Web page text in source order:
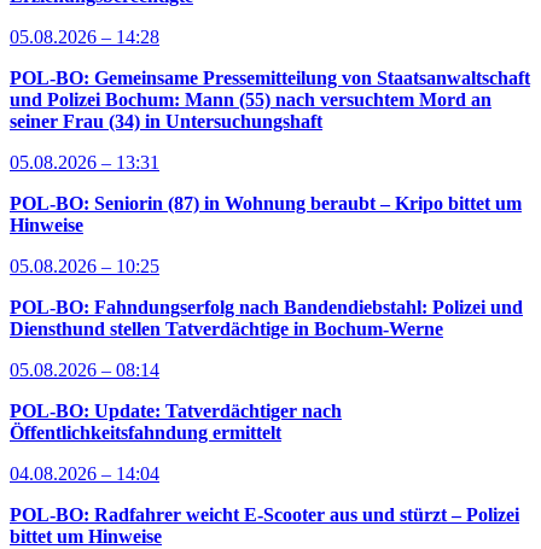
05.08.2026 – 14:28
POL-BO: Gemeinsame Pressemitteilung von Staatsanwaltschaft
und Polizei Bochum: Mann (55) nach versuchtem Mord an
seiner Frau (34) in Untersuchungshaft
05.08.2026 – 13:31
POL-BO: Seniorin (87) in Wohnung beraubt – Kripo bittet um
Hinweise
05.08.2026 – 10:25
POL-BO: Fahndungserfolg nach Bandendiebstahl: Polizei und
Diensthund stellen Tatverdächtige in Bochum-Werne
05.08.2026 – 08:14
POL-BO: Update: Tatverdächtiger nach
Öffentlichkeitsfahndung ermittelt
04.08.2026 – 14:04
POL-BO: Radfahrer weicht E-Scooter aus und stürzt – Polizei
bittet um Hinweise